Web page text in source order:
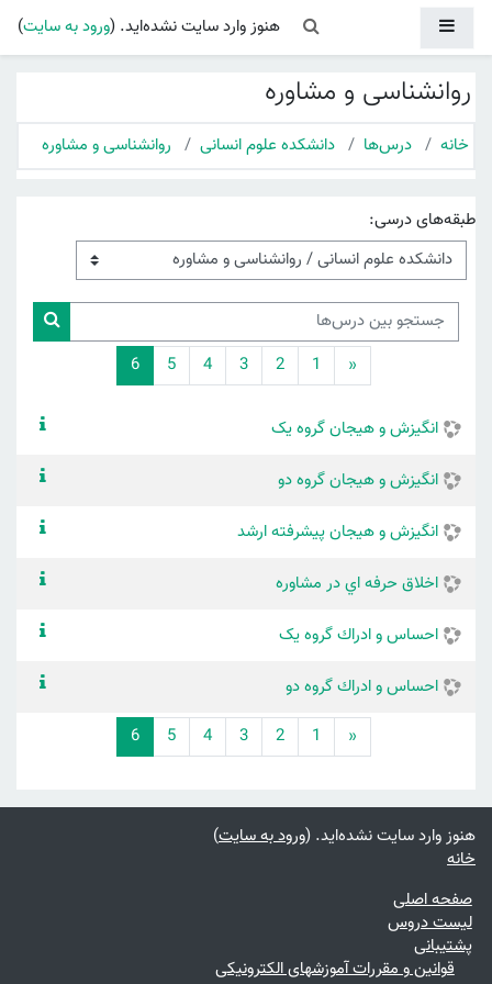
Toggle search input
هنوز وارد سایت نشده‌اید. (ورود به سایت)
روانشناسی و مشاوره
خانه درس‌ها دانشکده علوم انسانی روانشناسی و مشاوره
طبقه‌های درسی:
جستجو بین درس‌ها
جستجو
«قبلی 1
2
3
4
5
6
(current)
انگيزش و هيجان گروه یک
انگيزش و هيجان گروه دو
انگيزش و هيجان پيشرفته ارشد
اخلاق حرفه اي در مشاوره
احساس و ادراك گروه یک
احساس و ادراك گروه دو
«قبلی 1
2
3
4
5
6
(current)
هنوز وارد سایت نشده‌اید. (ورود به سایت)
خانه
صفحه اصلی
لیست دروس
پشتیبانی
قوانین و مقررات آموزشهای الکترونیکی